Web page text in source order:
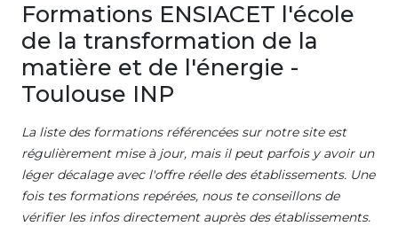
Formations ENSIACET l'école
de la transformation de la
matière et de l'énergie -
Toulouse INP
La liste des formations référencées sur notre site est
régulièrement mise à jour, mais il peut parfois y avoir un
léger décalage avec l'offre réelle des établissements. Une
fois tes formations repérées, nous te conseillons de
vérifier les infos directement auprès des établissements.